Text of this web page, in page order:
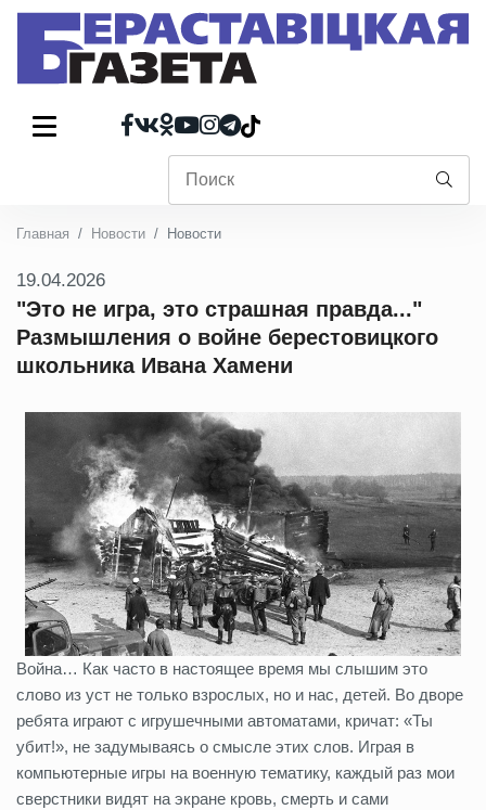
Главная Новости Новости
19.04.2026
"Это не игра, это страшная правда..."
Размышления о войне берестовицкого
школьника Ивана Хамени
Война… Как часто в настоящее время мы слышим это
слово из уст не только взрослых, но и нас, детей. Во дворе
ребята играют с игрушечными автоматами, кричат: «Ты
убит!», не задумываясь о смысле этих слов. Играя в
компьютерные игры на военную тематику, каждый раз мои
сверстники видят на экране кровь, смерть и сами